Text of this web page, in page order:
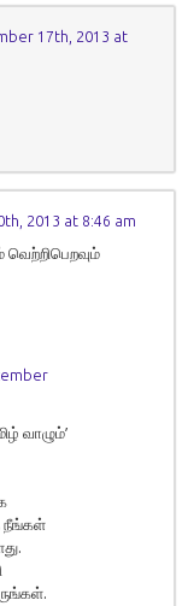
17th, 2013 at
2013 at 8:46 am
வாழும்’
நீங்கள்